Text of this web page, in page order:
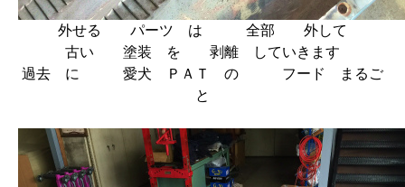
外せる パーツ は 全部 外して
古い 塗装 を 剥離 していきます
過去 に 愛犬 ＰＡＴ の フード まるご
と